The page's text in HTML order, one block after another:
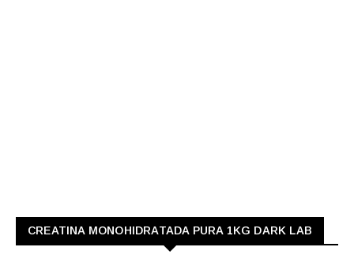
CREATINA MONOHIDRATADA PURA 1KG DARK LAB